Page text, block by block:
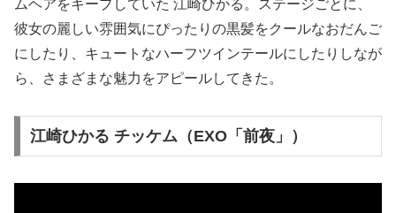
ムヘアをキープしていた 江崎ひかる。ステージごとに、
彼女の麗しい雰囲気にぴったりの黒髪をクールなおだんご
にしたり、キュートなハーフツインテールにしたりしなが
ら、さまざまな魅力をアピールしてきた。
江崎ひかる チッケム（EXO「前夜」）